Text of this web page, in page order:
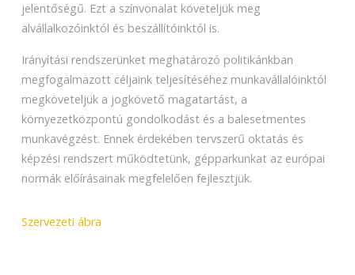
jelentőségű. Ezt a színvonalat követeljük meg
alvállalkozóinktól és beszállítóinktól is.
Irányítási rendszerünket meghatározó politikánkban
megfogalmazott céljaink teljesítéséhez munkavállalóinktól
megköveteljük a jogkövető magatartást, a
környezetközpontú gondolkodást és a balesetmentes
munkavégzést. Ennek érdekében tervszerű oktatás és
képzési rendszert működtetünk, gépparkunkat az európai
normák előírásainak megfelelően fejlesztjük.
Szervezeti ábra